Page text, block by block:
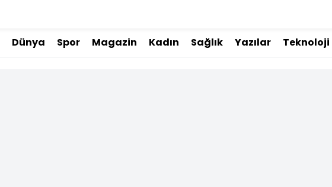
Dünya Spor Magazin Kadın Sağlık Yazılar Teknoloji